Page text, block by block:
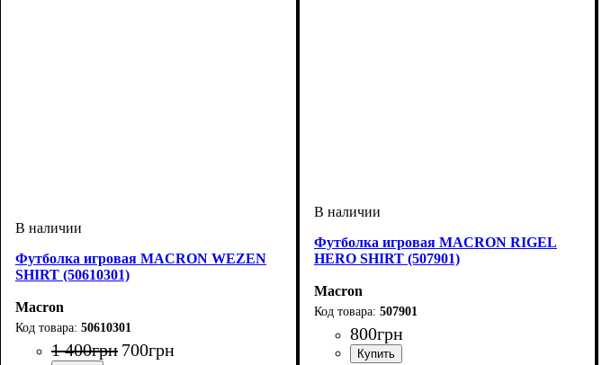
Футболка игровая MACRON WEZEN
SHIRT (50610301)
Macron
50610301
1 400грн 700грн
Футболка игровая MACRON RIGEL
HERO SHIRT (507901)
Macron
507901
800грн